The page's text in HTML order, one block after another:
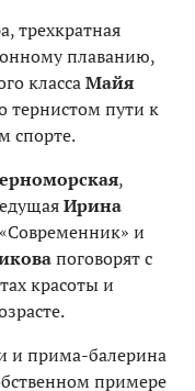
трехкратная
плаванию,
классаМайя
тернистом пути к
спорте.
,
Ирина
и
поговорят с
красоты и
и прима-балерина
примере